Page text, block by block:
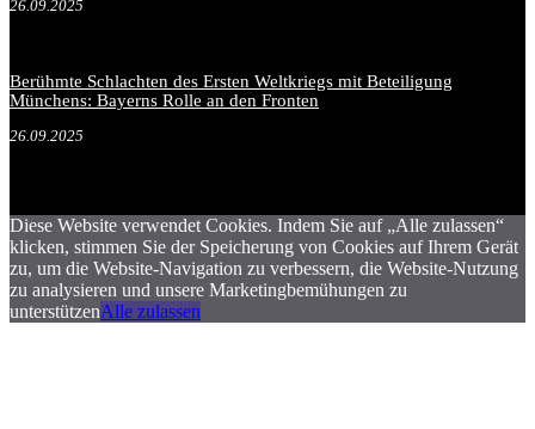
26.09.2025
Berühmte Schlachten des Ersten Weltkriegs mit Beteiligung
Münchens: Bayerns Rolle an den Fronten
26.09.2025
Diese Website verwendet Cookies. Indem Sie auf „Alle zulassen“
klicken, stimmen Sie der Speicherung von Cookies auf Ihrem Gerät
zu, um die Website-Navigation zu verbessern, die Website-Nutzung
zu analysieren und unsere Marketingbemühungen zu
unterstützenAlle zulassen